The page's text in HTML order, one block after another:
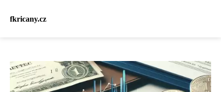
fkricany.cz